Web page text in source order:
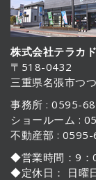
株式会社テラカド
〒518-0432
三重県名張市つ
事務所 : 0595-
ショールーム :
不動産部 :
◆営業時間：9：
◆定休日： 日曜